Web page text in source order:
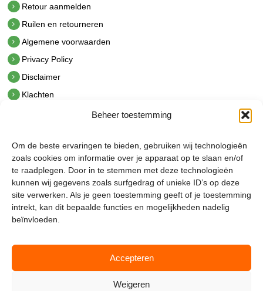
Beheer toestemming
Om de beste ervaringen te bieden, gebruiken wij technologieën
zoals cookies om informatie over je apparaat op te slaan en/of
te raadplegen. Door in te stemmen met deze technologieën
kunnen wij gegevens zoals surfgedrag of unieke ID’s op deze
site verwerken. Als je geen toestemming geeft of je toestemming
intrekt, kan dit bepaalde functies en mogelijkheden nadelig
beïnvloeden.
Accepteren
Weigeren
Retour aanmelden
Ruilen en retourneren
Algemene voorwaarden
Privacy Policy
Disclaimer
Klachten
hetindustriehuis B.V.
De Hoek 1 1601 MR Enkhuizen
t.0228 53 00 40
e.info@hetindustriehuis.com
KVK 51483904
BTW NL850044522B01